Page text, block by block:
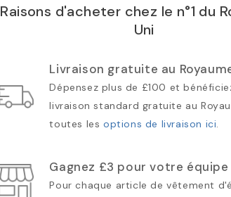
Raisons d'acheter chez le n°1 du
Uni
Livraison gratuite au
Dépensez plus de £100 et
livraison standard gratuite au
toutes les options de livraison ici.
Gagnez £3 pour votre équipe
Pour chaque article de vêtement